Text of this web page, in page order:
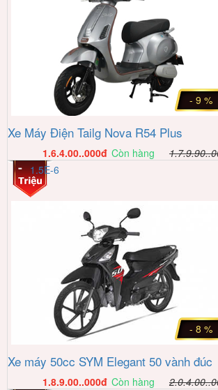
Xe Máy Điện Tailg Nova R54 Plus
- 9 %
1.6.4.00..000đ Còn hàng
1.5E-6
Xe máy 50cc SYM Elegant 50 vành đúc
- 8 %
1.8.9.00..000đ Còn hàng